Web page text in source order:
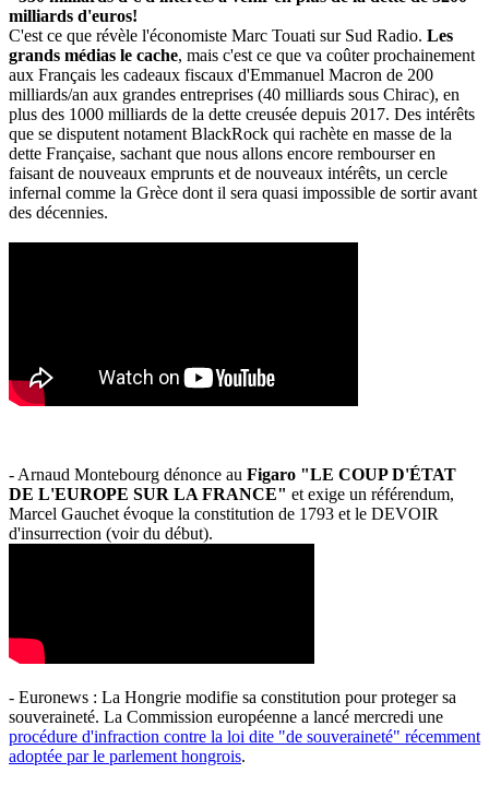
milliards d'euros!
C'est ce que révèle l'économiste Marc Touati sur Sud Radio. Les
grands médias le cache, mais c'est ce que va coûter prochainement
aux Français les cadeaux fiscaux d'Emmanuel Macron de 200
milliards/an aux grandes entreprises (40 milliards sous Chirac), en
plus des 1000 milliards de la dette creusée depuis 2017. Des intérêts
que se disputent notament BlackRock qui rachète en masse de la
dette Française, sachant que nous allons encore rembourser en
faisant de nouveaux emprunts et de nouveaux intérêts, un cercle
infernal comme la Grèce dont il sera quasi impossible de sortir avant
des décennies.
- Arnaud Montebourg dénonce au Figaro "LE COUP D'ÉTAT
DE L'EUROPE SUR LA FRANCE" et exige un référendum,
Marcel Gauchet évoque la constitution de 1793 et le DEVOIR
d'insurrection (voir du début).
- Euronews : La Hongrie modifie sa constitution pour proteger sa
souveraineté. La Commission européenne a lancé mercredi une
procédure d'infraction contre la loi dite "de souveraineté" récemment
adoptée par le parlement hongrois.